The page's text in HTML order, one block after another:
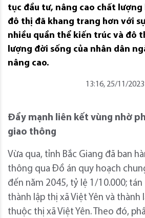
tục đầu tư, nâng cao chất
đô thị đã khang trang hơn với
nhiều quần thể kiến trúc và đô
lượng đời sống của nhân dân
nâng cao.
13:16, 25/11/2023
Đẩy mạnh liên kết vùng nhờ
giao thông
Vừa qua, tỉnh Bắc Giang đã ban
thông qua Đồ án quy hoạch
đến năm 2045, tỷ lệ 1/10.000;
thành lập thị xã Việt Yên và thành
thuộc thị xã Việt Yên. Theo đó,